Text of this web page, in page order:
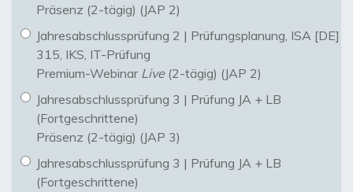
Präsenz (2-tägig) (JAP 2)
Jahresabschlussprüfung 2 | Prüfungsplanung, ISA [DE]
315, IKS, IT-Prüfung
Premium-Webinar Live (2-tägig) (JAP 2)
Jahresabschlussprüfung 3 | Prüfung JA + LB
(Fortgeschrittene)
Präsenz (2-tägig) (JAP 3)
Jahresabschlussprüfung 3 | Prüfung JA + LB
(Fortgeschrittene)